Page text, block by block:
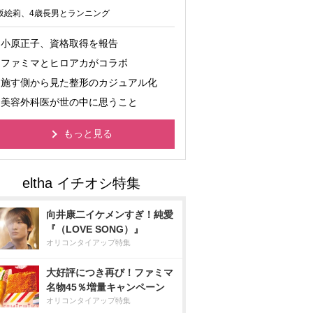
絵莉、4歳長男とランニング
小原正子、資格取得を報告
ファミマとヒロアカがコラボ
施す側から見た整形のカジュアル化
美容外科医が世の中に思うこと
もっと見る
向井康二イケメンすぎ！純愛
『（LOVE SONG）』
オリコンタイアップ特集
大好評につき再び！ファミマ
名物45％増量キャンペーン
オリコンタイアップ特集